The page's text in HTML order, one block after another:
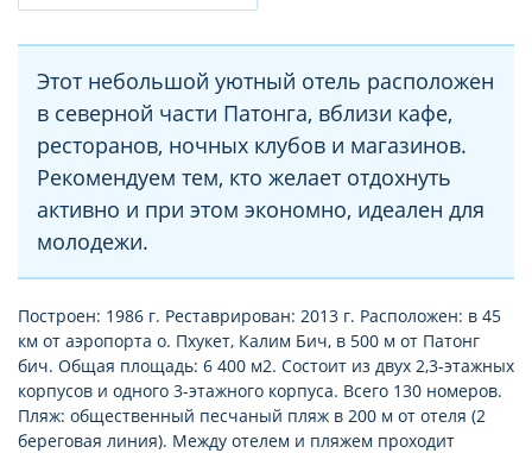
Этот небольшой уютный отель расположен
в северной части Патонга, вблизи кафе,
ресторанов, ночных клубов и магазинов.
Рекомендуем тем, кто желает отдохнуть
активно и при этом экономно, идеален для
молодежи.
Построен: 1986 г. Реставрирован: 2013 г. Расположен: в 45
км от аэропорта о. Пхукет, Калим Бич, в 500 м от Патонг
бич. Общая площадь: 6 400 м2. Состоит из двух 2,3-этажных
корпусов и одного 3-этажного корпуса. Всего 130 номеров.
Пляж: общественный песчаный пляж в 200 м от отеля (2
береговая линия). Между отелем и пляжем проходит